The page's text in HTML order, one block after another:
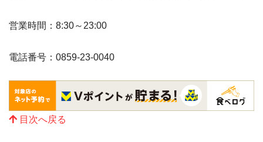
営業時間：8:30～23:00
電話番号：0859-23-0040
目次へ戻る